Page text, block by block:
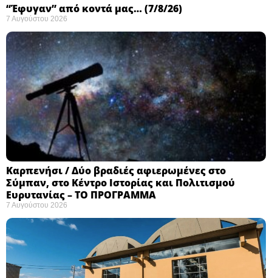
“Έφυγαν” από κοντά μας… (7/8/26)
7 Αυγούστου 2026
Καρπενήσι / Δύο βραδιές αφιερωμένες στο
Σύμπαν, στο Κέντρο Ιστορίας και Πολιτισμού
Ευρυτανίας – ΤΟ ΠΡΟΓΡΑΜΜΑ
7 Αυγούστου 2026